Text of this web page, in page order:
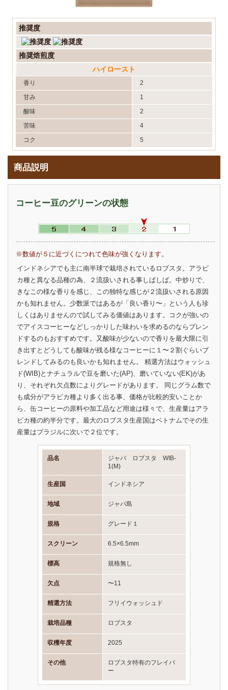
推奨度
推奨焙煎度
ハイロースト
香り
2
甘み
1
酸味
2
苦味
4
コク
5
商品説明
コーヒー豆のグリーンの状態
※数値が５に近づくにつれて色味が強くなります。
インドネシアでも主に南半球で栽培されているロブスタ。アラビ
カ種と異なる品種の為、２流扱いされる事しばしば。中炒りで、
きなこの様な香りを感じ、この独特な感じが２流扱いされる原因
かも知れません。少数派ではあるが「良い香り〜」という人も珍
しくはありませんので試してみる価値はあります。コクが強いの
でアイスコーヒーなどしっかりした味わいを求めるのならブレン
ドするのもおすすめです。又酸味が少ないので香りを最大限に引
き出すとどうしても酸味が残る様なコーヒーに１〜２割ぐらいブ
レンドしてみるのも良いかも知れません。 精選方法はウォッシュ
ド(WIB)とナチュラルで豆を磨いた(AP)、磨いていない(EK)があ
り、それぞれ欠点数によりグレードがあります。 同じグラム数で
も成分がアラビカ種より多く出る事、価格が比較的安いことか
ら、缶コーヒーの原料や加工品など用途は様々で、生産量はアラ
ビカ種の約半分です。最大のロブスタ生産国はベトナムでその生
産量はブラジルに次いで２位です。
品名
ジャバ ロブスタ WIB-
1(M)
生産国 インドネシア
地域 ジャバ島
規格 グレード１
スクリーン 6.5×6.5mm
標高 規格無し
欠点 〜11
精選方法 フリイウォッシュド
栽培品種 ロブスタ
収穫年度 2025
その他
ロブスタ特有のフレイバ
ー